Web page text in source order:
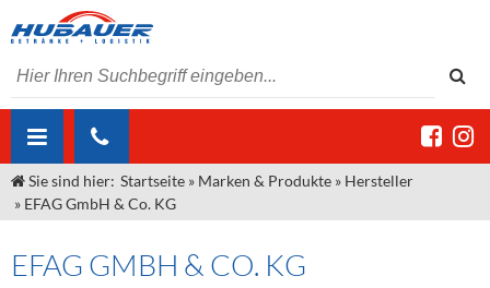
ÜBER UNS
Unser Liefergebiet
Angebote Gastronomie & Großhandel
MARKEN & PRODUKTE
Sie sind hier: Startseite » Marken & Produkte » Hersteller
» EFAG GmbH & Co. KG
EFAG GMBH & CO. KG